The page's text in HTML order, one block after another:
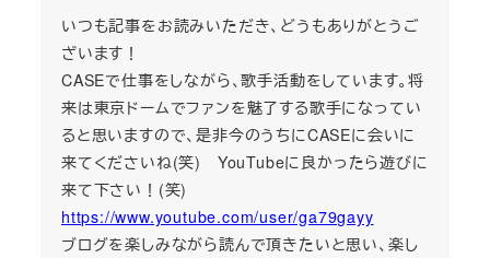
いつも記事をお読みいただき、どうもありがとうご
ざいます！
CASEで仕事をしながら、歌手活動をしています。将
来は東京ドームでファンを魅了する歌手になってい
ると思いますので、是非今のうちにCASEに会いに
来てくださいね(笑) YouTubeに良かったら遊びに
来て下さい！(笑)
https://www.youtube.com/user/ga79gayy
ブログを楽しみながら読んで頂きたいと思い、楽し